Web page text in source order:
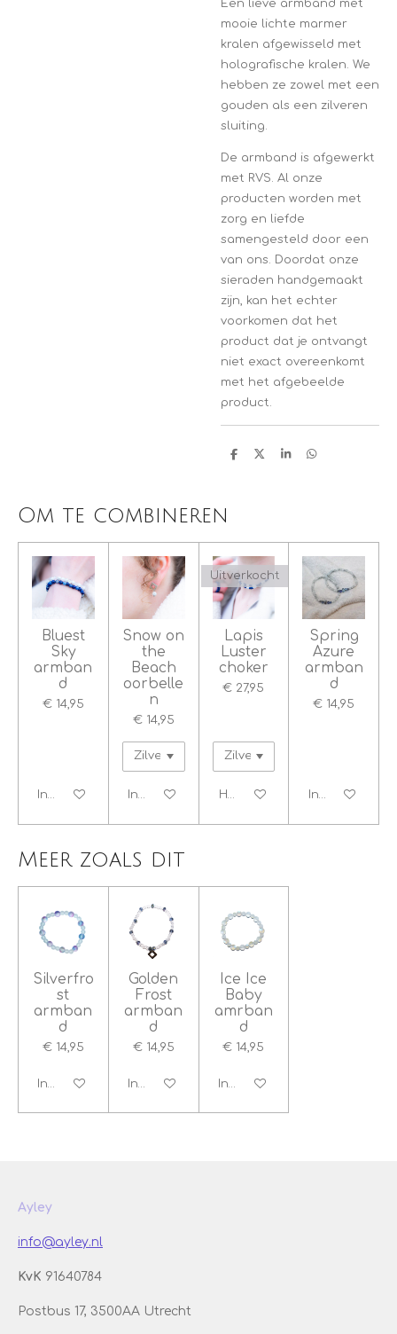
Een lieve armband met
mooie lichte marmer
kralen afgewisseld met
holografische kralen. We
hebben ze zowel met een
gouden als een zilveren
sluiting.
De armband is afgewerkt
met RVS. Al onze
producten worden met
zorg en liefde
samengesteld door een
van ons. Doordat onze
sieraden handgemaakt
zijn, kan het echter
voorkomen dat het
product dat je ontvangt
niet exact overeenkomt
met het afgebeelde
product.
D
D
S
D
Om te combineren
Bluest
Sky
armban
d
€ 14,95
In winkelwagen
Snow on
the
Beach
oorbelle
n
€ 14,95
In winkelwagen
Uitverkocht
Lapis
Luster
choker
€ 27,95
Houd mij op de hoogte
Spring
Azure
armban
d
€ 14,95
In
Meer zoals dit
Silverfro
st
armban
d
€ 14,95
In winkelwagen
Golden
Frost
armban
d
€ 14,95
In winkelwagen
Ice Ice
Baby
amrban
d
€ 14,95
In winkelwagen
Ayley
info@ayley.nl
KvK 91640784
Postbus 17, 3500AA Utrecht